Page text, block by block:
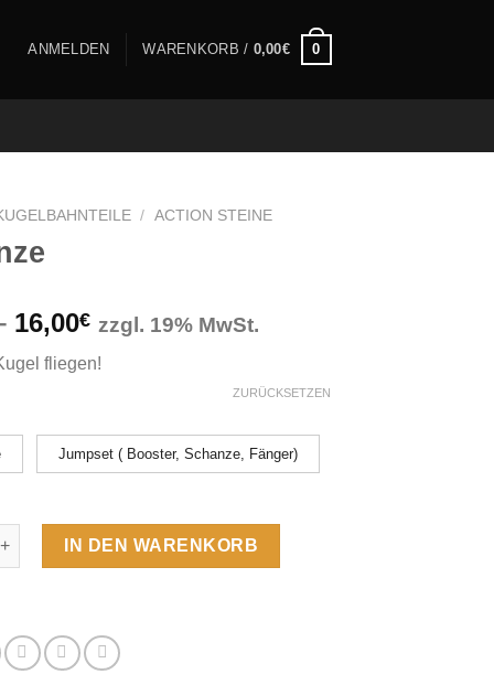
ANMELDEN WARENKORB / 0,00€ 0
/ ACTION STEINE
16,00€Preisspanne:
bis
zzgl. 19% MwSt.
fliegen!
Jumpset ( Booster, Schanze, Fänger)
ZURÜCKSETZEN
IN DEN WARENKORB